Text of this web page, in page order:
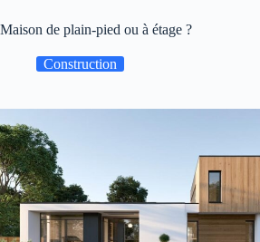
Maison de plain-pied ou à étage ?
Construction